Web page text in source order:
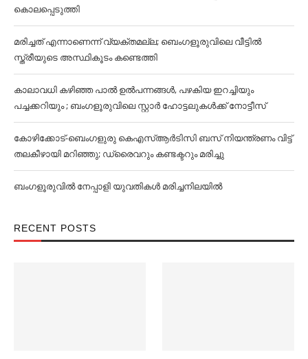
കൊലപ്പെടുത്തി
മരിച്ചത് എന്നാണെന്ന് വ്യക്തമല്ല; ബെംഗളൂരുവിലെ വീട്ടില്‍
സ്ത്രീയുടെ അസ്ഥികൂടം കണ്ടെത്തി
കാലാവധി കഴിഞ്ഞ പാല്‍ ഉല്‍പന്നങ്ങള്‍, പഴകിയ ഇറച്ചിയും
പച്ചക്കറിയും ; ബംഗളൂരുവിലെ സ്റ്റാര്‍ ഹോട്ടലുകള്‍ക്ക് നോട്ടീസ്
കോഴിക്കോട്-ബെംഗളുരു കെഎസ്ആർടിസി ബസ് നിയന്ത്രണം വിട്ട്
തലകീഴായി മറിഞ്ഞു; ഡ്രൈവറും കണ്ടക്ട‌റും മരിച്ചു
ബംഗളൂരുവില്‍ നേപ്പാളി യുവതികള്‍ മരിച്ചനിലയില്‍
RECENT POSTS